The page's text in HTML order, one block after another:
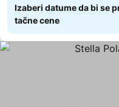
Izaberi datume da bi se
tačne cene